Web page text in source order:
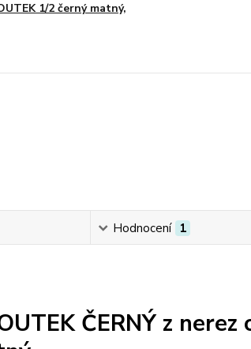
1/2 černý matný,
Hodnocení 1
ČERNÝ z